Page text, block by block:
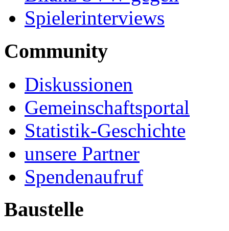
Spielerinterviews
Community
Diskussionen
Gemeinschaftsportal
Statistik-Geschichte
unsere Partner
Spendenaufruf
Baustelle